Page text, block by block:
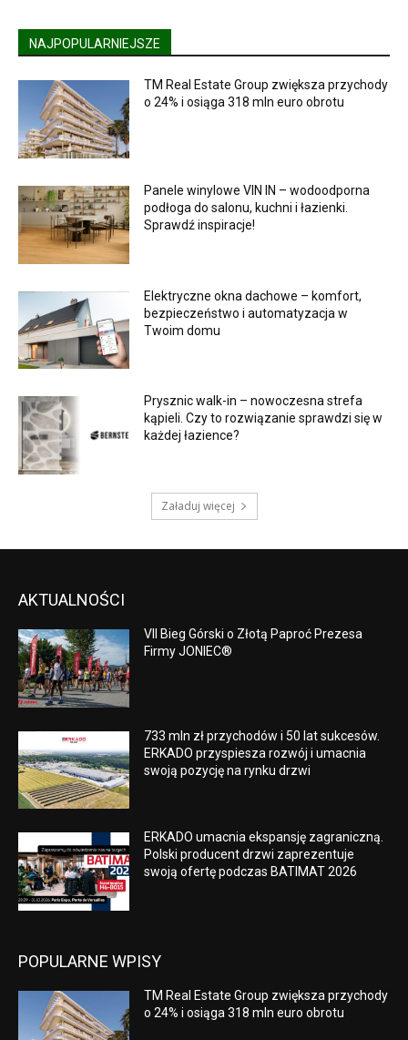
NAJPOPULARNIEJSZE
TM Real Estate Group zwiększa przychody
o 24% i osiąga 318 mln euro obrotu
Panele winylowe VIN IN – wodoodporna
podłoga do salonu, kuchni i łazienki.
Sprawdź inspiracje!
Elektryczne okna dachowe – komfort,
bezpieczeństwo i automatyzacja w
Twoim domu
Prysznic walk-in – nowoczesna strefa
kąpieli. Czy to rozwiązanie sprawdzi się w
każdej łazience?
Załaduj więcej
AKTUALNOŚCI
VII Bieg Górski o Złotą Paproć Prezesa
Firmy JONIEC®
733 mln zł przychodów i 50 lat sukcesów.
ERKADO przyspiesza rozwój i umacnia
swoją pozycję na rynku drzwi
ERKADO umacnia ekspansję zagraniczną.
Polski producent drzwi zaprezentuje
swoją ofertę podczas BATIMAT 2026
POPULARNE WPISY
TM Real Estate Group zwiększa przychody
o 24% i osiąga 318 mln euro obrotu